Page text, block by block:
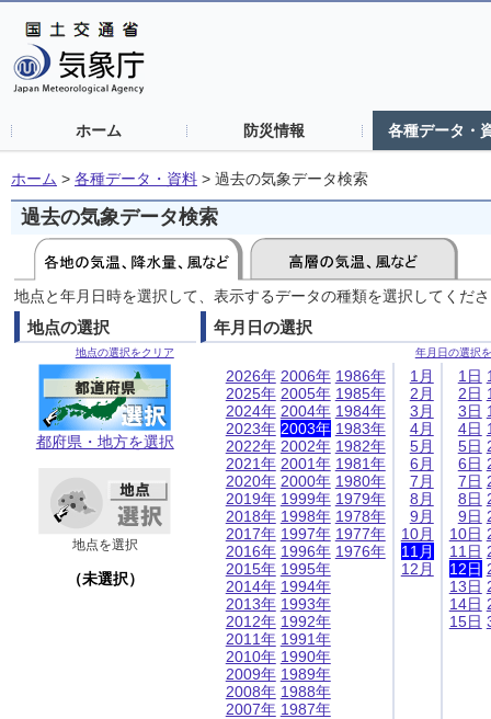
ホーム 防災情報 各種データ・
ホーム > 各種データ・資料 > 過去の気象データ検索
過去の気象データ検索
地点と年月日時を選択して、表示するデータの種類を選択してくだ
地点の選択
地点の選択をクリア
都府県・地方を選択
地点を選択
（未選択）
年月日の選択
年月日の選択
2026年
2025年
2024年
2023年
2022年
2021年
2020年
2019年
2018年
2017年
2016年
2015年
2014年
2013年
2012年
2011年
2010年
2009年
2008年
2007年
2006年
2005年
2004年
2003年
2002年
2001年
2000年
1999年
1998年
1997年
1996年
1995年
1994年
1993年
1992年
1991年
1990年
1989年
1988年
1987年
1986年
1985年
1984年
1983年
1982年
1981年
1980年
1979年
1978年
1977年
1976年
1月
2月
3月
4月
5月
6月
7月
8月
9月
10月
11月
12月
1日
2日
3日
4日
5日
6日
7日
8日
9日
10日
11日
12日
13日
14日
15日